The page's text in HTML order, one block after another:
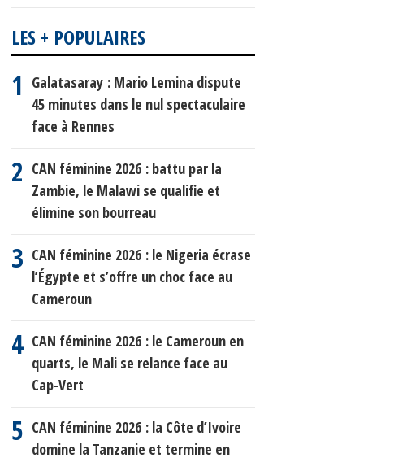
LES + POPULAIRES
Galatasaray : Mario Lemina dispute
45 minutes dans le nul spectaculaire
face à Rennes
CAN féminine 2026 : battu par la
Zambie, le Malawi se qualifie et
élimine son bourreau
CAN féminine 2026 : le Nigeria écrase
l’Égypte et s’offre un choc face au
Cameroun
CAN féminine 2026 : le Cameroun en
quarts, le Mali se relance face au
Cap-Vert
CAN féminine 2026 : la Côte d’Ivoire
domine la Tanzanie et termine en